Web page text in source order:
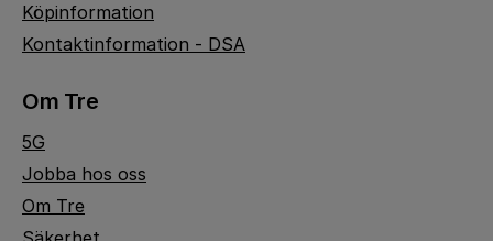
Köpinformation
Kontaktinformation - DSA
Om Tre
5G
Jobba hos oss
Om Tre